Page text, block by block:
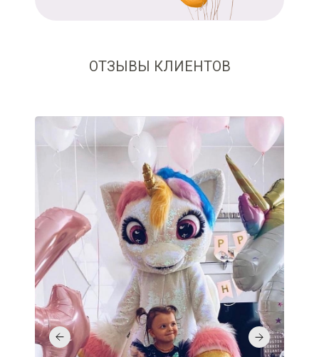
ОТЗЫВЫ КЛИЕНТОВ